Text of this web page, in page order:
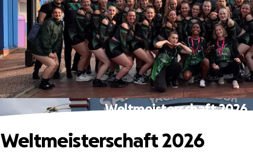
Weltmeisterschaft 2026
Weltmeisterschaft 2026